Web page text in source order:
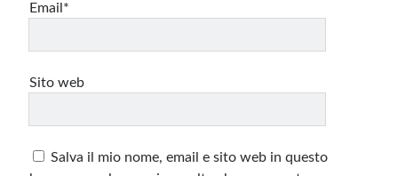
Email*
Sito web
Salva il mio nome, email e sito web in questo